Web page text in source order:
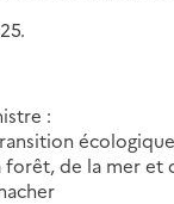
:
de la mer et